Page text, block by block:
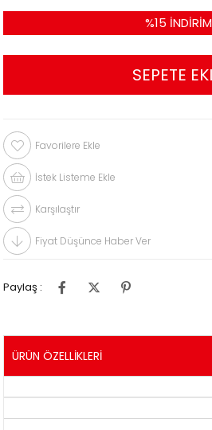
%15 İNDIRIM
Favorilere Ekle
İstek Listeme Ekle
Karşılaştır
Fiyat Düşünce Haber Ver
Paylaş :
ÜRÜN ÖZELLIKLERI